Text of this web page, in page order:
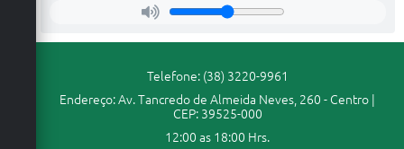
Telefone: (38) 3220-9961
Endereço: Av. Tancredo de Almeida Neves, 260 - Centro |
CEP: 39525-000
12:00 as 18:00 Hrs.